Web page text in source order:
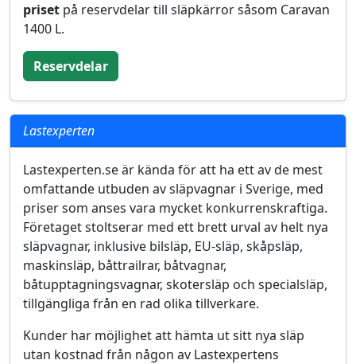
priset på reservdelar till släpkärror såsom Caravan
1400 L.
Reservdelar
Lastexperten
Lastexperten.se är kända för att ha ett av de mest
omfattande utbuden av släpvagnar i Sverige, med
priser som anses vara mycket konkurrenskraftiga.
Företaget stoltserar med ett brett urval av helt nya
släpvagnar, inklusive bilsläp, EU-släp, skåpsläp,
maskinsläp, båttrailrar, båtvagnar,
båtupptagningsvagnar, skotersläp och specialsläp,
tillgängliga från en rad olika tillverkare.
Kunder har möjlighet att hämta ut sitt nya släp
utan kostnad från någon av Lastexpertens